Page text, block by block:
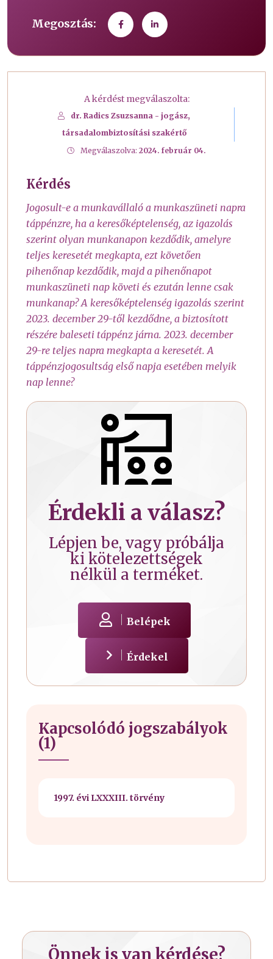
Megosztás:
A kérdést megválaszolta:
dr. Radics Zsuzsanna - jogász,
társadalombiztosítási szakértő
Megválaszolva: 2024. február 04.
Kérdés
Jogosult-e a munkavállaló a munkaszüneti napra
táppénzre, ha a keresőképtelenség, az igazolás
szerint olyan munkanapon kezdődik, amelyre
teljes keresetét megkapta, ezt követően
pihenőnap kezdődik, majd a pihenőnapot
munkaszüneti nap követi és ezután lenne csak
munkanap? A keresőképtelenség igazolás szerint
2023. december 29-től kezdődne, a biztosított
részére baleseti táppénz járna. 2023. december
29-re teljes napra megkapta a keresetét. A
táppénzjogosultság első napja esetében melyik
nap lenne?
Érdekli a válasz?
Lépjen be, vagy próbálja
ki kötelezettségek
nélkül a terméket.
Belépek
Érdekel
Kapcsolódó jogszabályok
(1)
1997. évi LXXXIII. törvény
Önnek is van kérdése?